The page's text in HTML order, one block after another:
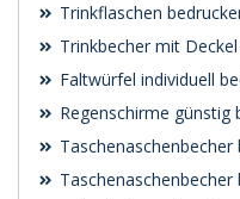
Trinkflaschen
Trinkbecher mit
Faltwürfel individuell
Regenschirme günstig
Taschenaschenbecher
Taschenaschenbecher